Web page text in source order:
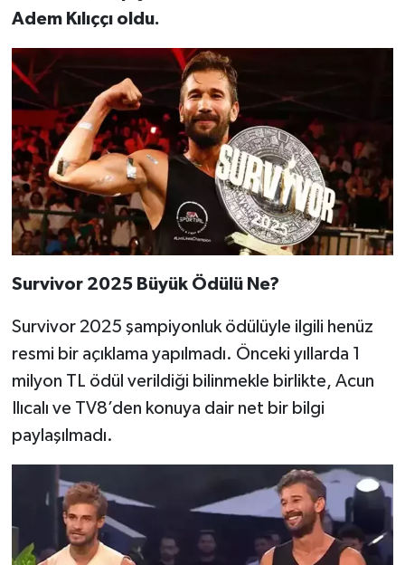
Adem Kılıççı oldu.
Survivor 2025 Büyük Ödülü Ne?
Survivor 2025 şampiyonluk ödülüyle ilgili henüz
resmi bir açıklama yapılmadı. Önceki yıllarda 1
milyon TL ödül verildiği bilinmekle birlikte, Acun
Ilıcalı ve TV8’den konuya dair net bir bilgi
paylaşılmadı.